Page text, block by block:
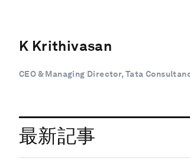
K Krithivasan
CEO & Managing Director, Tata
最新記事